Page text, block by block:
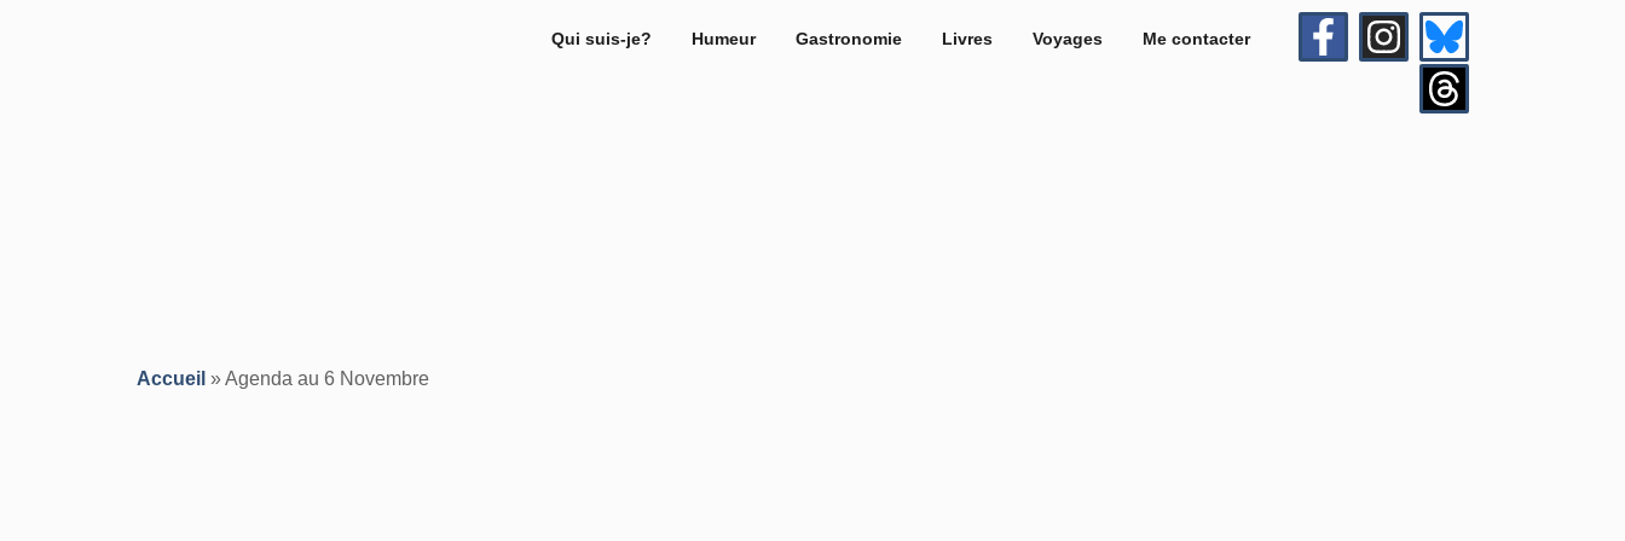
Qui suis-je? Humeur Gastronomie Livres Voyages Me contacter
Accueil »Agenda au 6 Novembre